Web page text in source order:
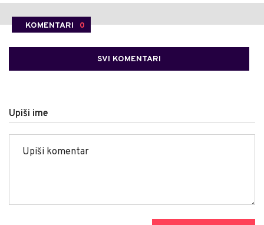
KOMENTARI 0
SVI KOMENTARI
Upiši ime